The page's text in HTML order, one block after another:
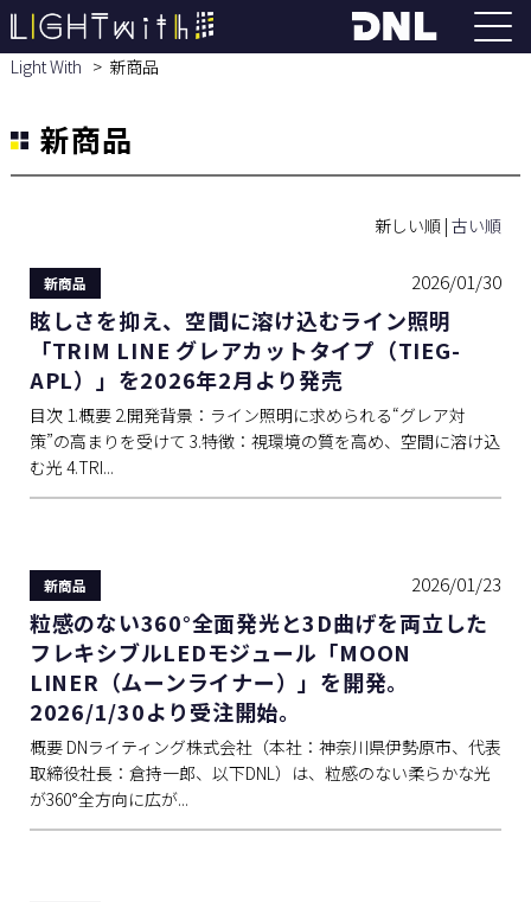
Light With 新商品
新商品
新しい順 |古い順
新商品 2026/01/30
眩しさを抑え、空間に溶け込むライン照明
「TRIM LINE グレアカットタイプ（TIEG-
APL）」を2026年2月より発売
目次 1.概要 2.開発背景：ライン照明に求められる“グレア対
策”の高まりを受けて 3.特徴：視環境の質を高め、空間に溶け込
む光 4.TRI...
新商品 2026/01/23
粒感のない360°全面発光と3D曲げを両立した
フレキシブルLEDモジュール「MOON
LINER（ムーンライナー）」を開発。
2026/1/30より受注開始。
概要 DNライティング株式会社（本社：神奈川県伊勢原市、代表
取締役社長：倉持一郎、以下DNL）は、粒感のない柔らかな光
が360°全方向に広が...